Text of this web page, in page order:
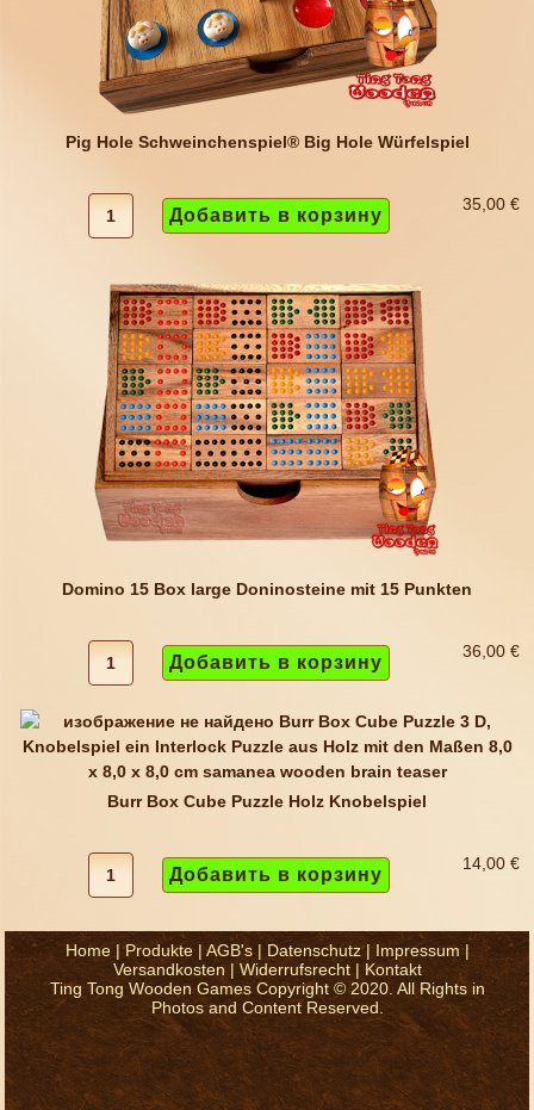
Pig Hole Schweinchenspiel® Big Hole Würfelspiel
35,00 €
Domino 15 Box large Doninosteine mit 15 Punkten
36,00 €
Burr Box Cube Puzzle Holz Knobelspiel
14,00 €
Home|Produkte|AGB's| Datenschutz|Impressum|
Versandkosten|Widerrufsrecht|Kontakt
Ting Tong Wooden Games Copyright © 2020. All Rights in
Photos and Content Reserved.